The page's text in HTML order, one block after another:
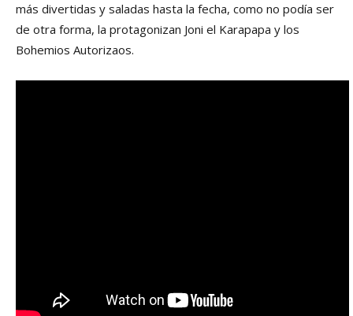
más divertidas y saladas hasta la fecha, como no podía ser
de otra forma, la protagonizan Joni el Karapapa y los
Bohemios Autorizaos.